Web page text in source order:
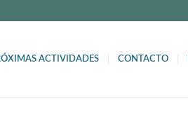
ACTIVIDADES CONTACTO